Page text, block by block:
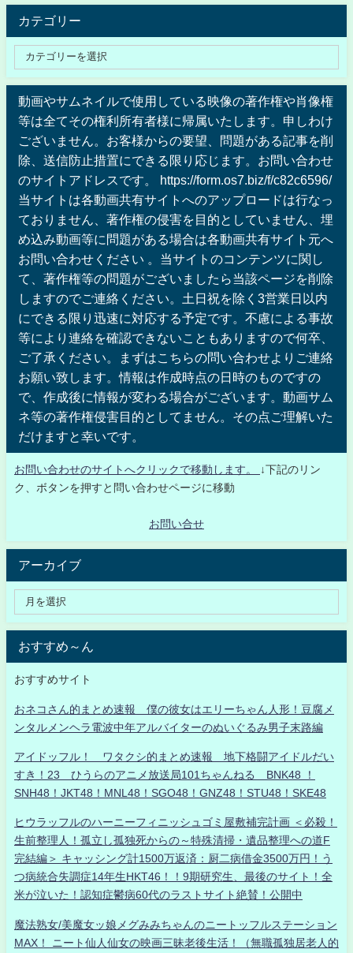
カテゴリー
動画やサムネイルで使用している映像の著作権や肖像権
等は全てその権利所有者様に帰属いたします。申しわけ
ございません。お客様からの要望、問題がある記事を削
除、送信防止措置にできる限り応じます。お問い合わせ
のサイトアドレスです。 https://form.os7.biz/f/c82c6596/
当サイトは各動画共有サイトへのアップロードは行なっ
ておりません、著作権の侵害を目的としていません、埋
め込み動画等に問題がある場合は各動画共有サイト元へ
お問い合わせください 。当サイトのコンテンツに関し
て、著作権等の問題がございましたら当該ページを削除
しますのでご連絡ください。土日祝を除く3営業日以内
にできる限り迅速に対応する予定です。不慮による事故
等により連絡を確認できないこともありますので何卒、
ご了承ください。まずはこちらの問い合わせよりご連絡
お願い致します。情報は作成時点の日時のものですの
で、作成後に情報が変わる場合がございます。動画サム
ネ等の著作権侵害目的としてません。その点ご理解いた
だけますと幸いです。
お問い合わせのサイトへクリックで移動します。
↓下記のリン
ク、ボタンを押すと問い合わせページに移動
お問い合せ
アーカイブ
おすすめ～ん
おすすめサイト
おネコさん的まとめ速報 僕の彼女はエリーちゃん人形！豆腐メ
ンタルメンヘラ電波中年アルバイターのぬいぐるみ男子末路編
アイドッフル！ ワタクシ的まとめ速報 地下格闘アイドルだい
すき！23 ひうらのアニメ放送局101ちゃんねる BNK48 ！
SNH48！JKT48！MNL48！SGO48！GNZ48！STU48！SKE48
ヒウラッフルのハーニーフィニッシュゴミ屋敷補完計画 ＜必殺！
生前整理人！孤立し孤独死からの～特殊清掃・遺品整理への道F
完結編＞ キャッシング計1500万返済：厨二病借金3500万円！う
つ病統合失調症14年生HKT46！！9期研究生、最後のサイト！全
米が泣いた！認知症鬱病60代のラストサイト絶賛！公開中
魔法熟女/美魔女ッ娘メグみみちゃんのニートッフルステーション
MAX！ ニート仙人仙女の映画三昧老後生活！（無職孤独居老人的